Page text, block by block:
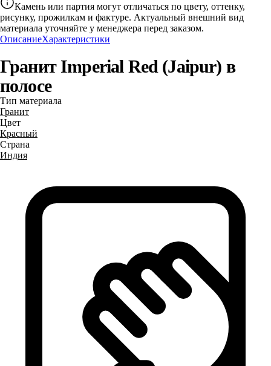
Камень или партия могут отличаться по цвету, оттенку,
рисунку, прожилкам и фактуре. Актуальный внешний вид
материала уточняйте у менеджера перед заказом.
ОписаниеХарактеристики
Гранит Imperial Red (Jaipur) в
полосе
Тип материала
Гранит
Цвет
Красный
Страна
Индия